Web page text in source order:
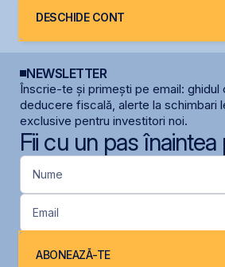
DESCHIDE CONT
NEWSLETTER
Înscrie-te și primești pe email: ghidul
deducere fiscală, alerte la schimbari
exclusive pentru investitori noi.
Fii cu un pas înaintea
Nume
Email
ABONEAZĂ-TE